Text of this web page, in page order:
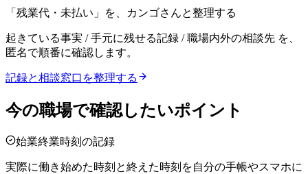
「残業代・未払い」を、カンゴさんと整理する
起きている事実 / 手元に残せる記録 / 職場内外の相談先 を、
匿名で順番に確認します。
記録と相談窓口を整理する
今の職場で確認したいポイント
始業終業時刻の記録
実際に働き始めた時刻と終えた時刻を自分の手帳やスマホに